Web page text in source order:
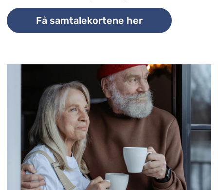
Få samtalekortene her